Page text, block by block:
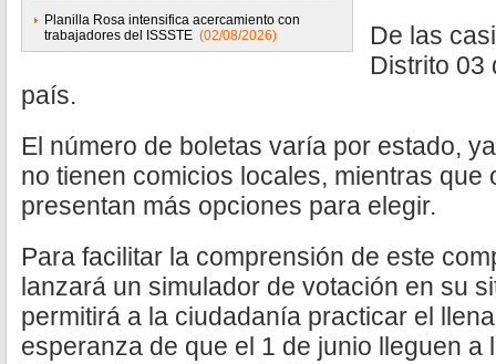
Planilla Rosa intensifica acercamiento con
trabajadores del ISSSTE (02/08/2026)
De las
Distrito 03
país.
El número de boletas varía por estado,
no tienen comicios locales, mientras que
presentan más opciones para elegir.
Para facilitar la comprensión de este
lanzará un simulador de votación en su
permitirá a la ciudadanía practicar el
esperanza de que el 1 de junio lleguen a